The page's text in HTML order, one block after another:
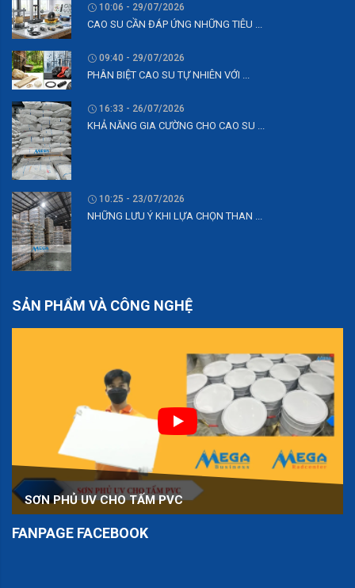
10:06 - 29/07/2026
CAO SU CẦN ĐÁP ỨNG NHỮNG TIÊU ...
09:40 - 29/07/2026
PHÂN BIỆT CAO SU TỰ NHIÊN VỚI ...
16:33 - 26/07/2026
KHẢ NĂNG GIA CƯỜNG CHO CAO SU ...
10:25 - 23/07/2026
NHỮNG LƯU Ý KHI LỰA CHỌN THAN ...
SẢN PHẨM VÀ CÔNG NGHỆ
SƠN PHỦ UV CHO TẤM PVC
FANPAGE FACEBOOK